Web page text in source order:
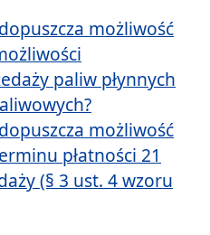
możliwość
paliw płynnych
możliwość
płatności 21
(§ 3 ust. 4 wzoru